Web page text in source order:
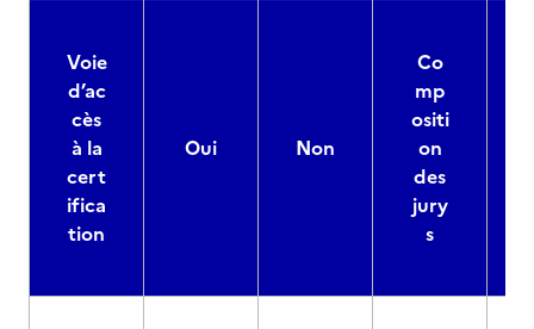
Voie
d’ac
cès
à la
cert
ifica
tion
Oui Non
Co
mp
ositi
on
des
jury
s